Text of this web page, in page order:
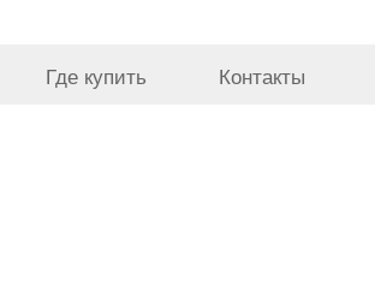
Где купить Контакты